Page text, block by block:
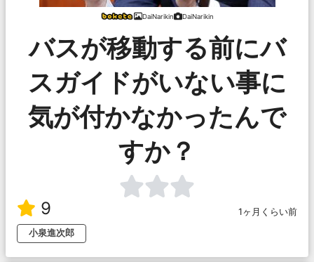
DaiNarikin DaiNarikin
バスが移動する前にバ
スガイドがいない事に
気が付かなかったんで
すか？
9
1ヶ月くらい前
小泉進次郎